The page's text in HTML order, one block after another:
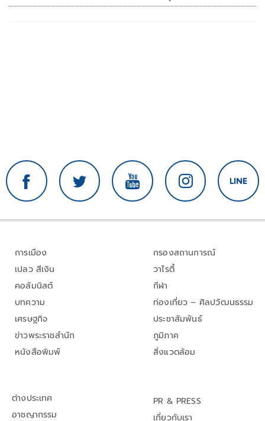
การเมือง
เปลว สีเงิน
คอลัมนิสต์
บทความ
เศรษฐกิจ
ข่าวพระราชสำนัก
หนังสือพิมพ์
กรองสถานการณ์
วาไรตี้
กีฬา
ท่องเที่ยว – ศิลปวัฒนธรรม
ประชาสัมพันธ์
ภูมิภาค
สิ่งแวดล้อม
ต่างประเทศ
อาชญากรรม
PR & PRESS
เกี่ยวกับเรา